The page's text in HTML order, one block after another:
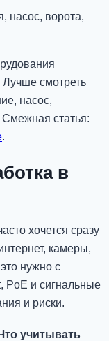
насос, ворота,
смотреть
насос,
Смежная статья:
.
в
хочется сразу
камеры,
нужно с
PoE и сигнальные
и риски.
учитывать